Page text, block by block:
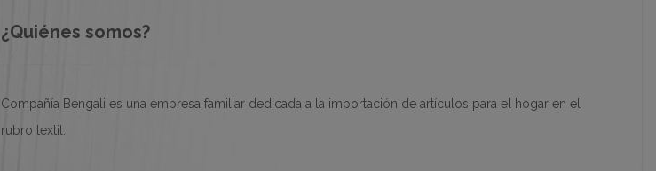
¿Quiénes somos?
Compañía Bengali es una empresa familiar dedicada a la importación de artículos para el hogar en el
rubro textil.